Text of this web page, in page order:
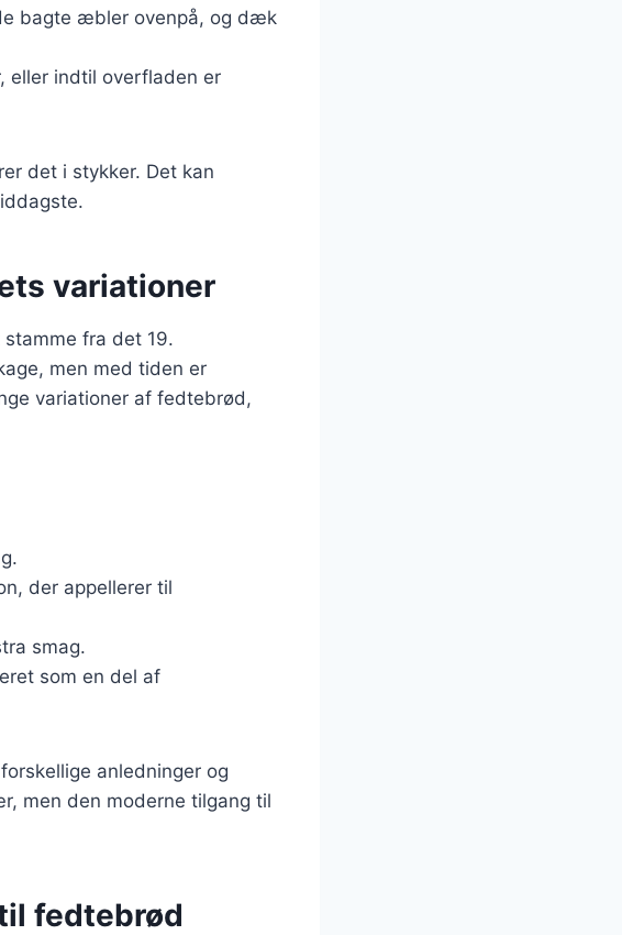
bagte æbler ovenpå, og dæk
eller indtil overfladen er
det i stykker. Det kan
variationer
fra det 19.
men med tiden er
variationer af fedtebrød,
der appellerer til
smag.
som en del af
anledninger og
men den moderne tilgang til
fedtebrød